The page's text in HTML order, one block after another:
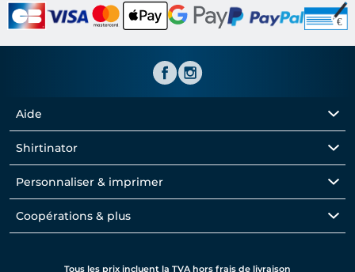
Aide
Shirtinator
Personnaliser & imprimer
Coopérations & plus
Tous les prix incluent la TVA hors frais de livraison